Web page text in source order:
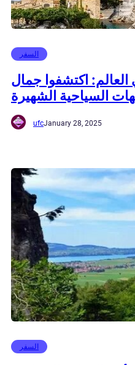
السفر
اكتشفوا جمال
السياحية الشهيرة
ufcJanuary 28, 2025
السفر